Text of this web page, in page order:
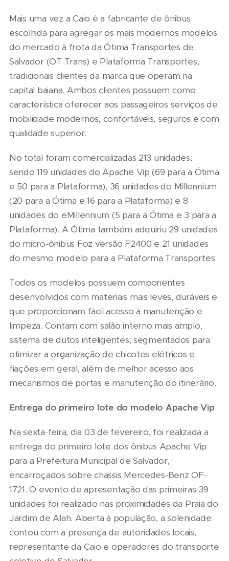
Mais uma vez a Caio é a fabricante de ônibus
escolhida para agregar os mais modernos modelos
do mercado à frota da Ótima Transportes de
Salvador (OT Trans) e Plataforma Transportes,
tradicionais clientes da marca que operam na
capital baiana. Ambos clientes possuem como
característica oferecer aos passageiros serviços de
mobilidade modernos, confortáveis, seguros e com
qualidade superior.
No total foram comercializadas 213 unidades,
sendo 119 unidades do Apache Vip (69 para a Ótima
e 50 para a Plataforma), 36 unidades do Millennium
(20 para a Ótima e 16 para a Plataforma) e 8
unidades do eMillennium (5 para a Ótima e 3 para a
Plataforma). A Ótima também adquiriu 29 unidades
do micro-ônibus Foz versão F2400 e 21 unidades
do mesmo modelo para a Plataforma Transportes.
Todos os modelos possuem componentes
desenvolvidos com materiais mais leves, duráveis e
que proporcionam fácil acesso à manutenção e
limpeza. Contam com salão interno mais amplo,
sistema de dutos inteligentes, segmentados para
otimizar a organização de chicotes elétricos e
fiações em geral, além de melhor acesso aos
mecanismos de portas e manutenção do itinerário.
Entrega do primeiro lote do modelo Apache Vip
Na sexta-feira, dia 03 de fevereiro, foi realizada a
entrega do primeiro lote dos ônibus Apache Vip
para a Prefeitura Municipal de Salvador,
encarroçados sobre chassis Mercedes-Benz OF-
1721. O evento de apresentação das primeiras 39
unidades foi realizado nas proximidades da Praia do
Jardim de Alah. Aberta à população, a solenidade
contou com a presença de autoridades locais,
representante da Caio e operadores do transporte